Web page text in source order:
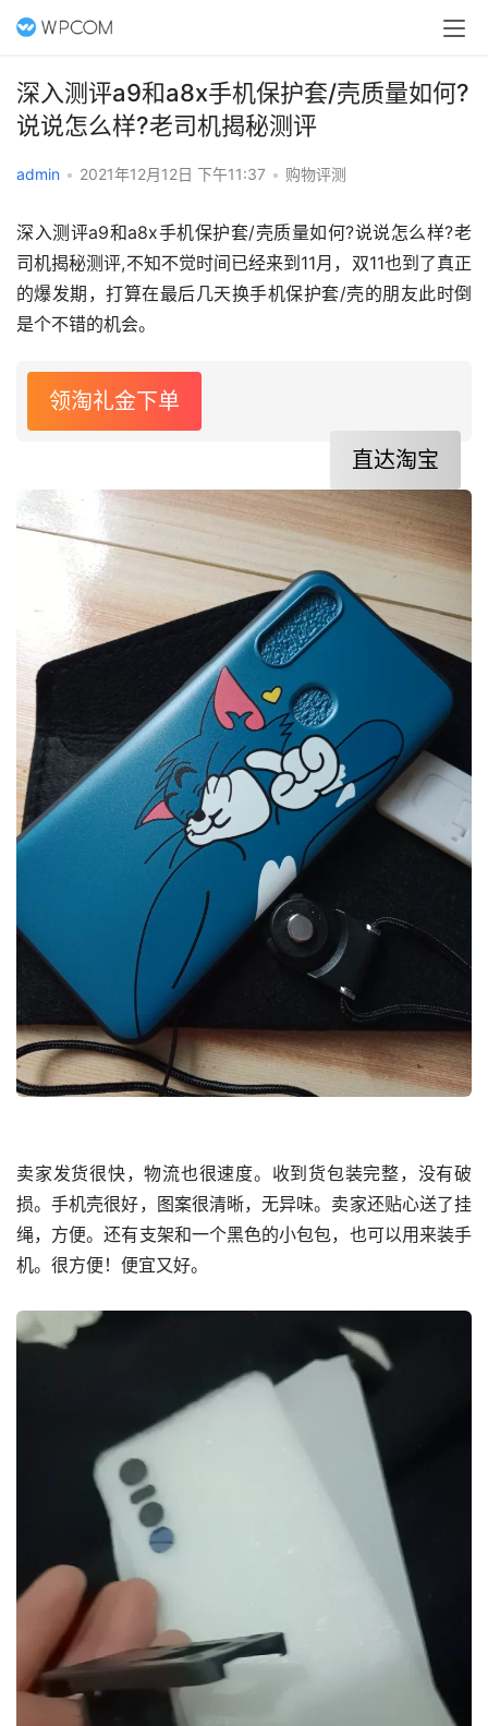
深入测评a9和a8x手机保护套/壳质量如何?
说说怎么样?老司机揭秘测评
admin • 2021年12月12日 下午11:37 • 购物评测
深入测评a9和a8x手机保护套/壳质量如何?说说怎么样?老
司机揭秘测评,不知不觉时间已经来到11月，双11也到了真正
的爆发期，打算在最后几天换手机保护套/壳的朋友此时倒
是个不错的机会。
领淘礼金下单
直达淘宝
卖家发货很快，物流也很速度。收到货包装完整，没有破
损。手机壳很好，图案很清晰，无异味。卖家还贴心送了挂
绳，方便。还有支架和一个黑色的小包包，也可以用来装手
机。很方便！便宜又好。